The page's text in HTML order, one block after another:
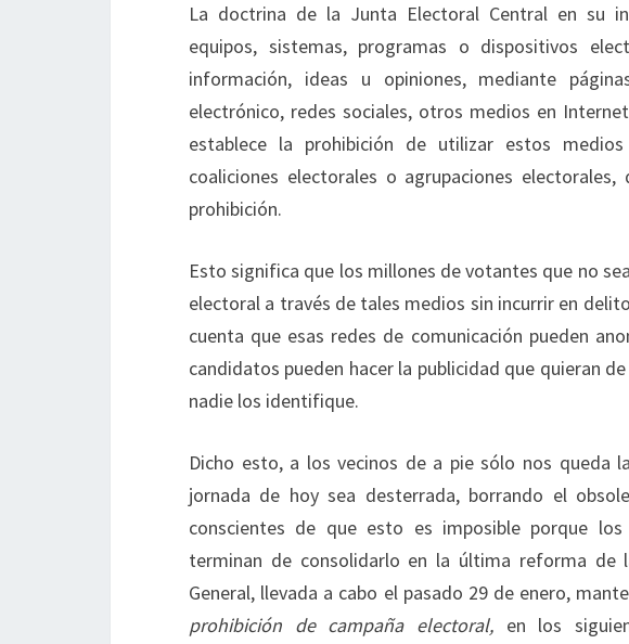
La doctrina de la Junta Electoral Central en su
equipos, sistemas, programas o dispositivos
información, ideas u opiniones, mediante
electrónico, redes sociales, otros medios en
establece la prohibición de utilizar estos
coaliciones electorales o agrupaciones
prohibición.
Esto significa que los millones de votantes que no
electoral a través de tales medios sin incurrir en
cuenta que esas redes de comunicación pueden
candidatos pueden hacer la publicidad que quieran
nadie los identifique.
Dicho esto, a los vecinos de a pie sólo nos queda
jornada de hoy sea desterrada, borrando el
conscientes de que esto es imposible porque
terminan de consolidarlo en la última reforma de
General, llevada a cabo el pasado 29 de enero,
prohibición de campaña electoral, en los